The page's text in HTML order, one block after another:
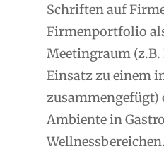
Schriften auf
Firmenportfolio
Meetingraum
Einsatz zu einem
zusammengefügt)
Ambiente in
Wellnessbereichen.